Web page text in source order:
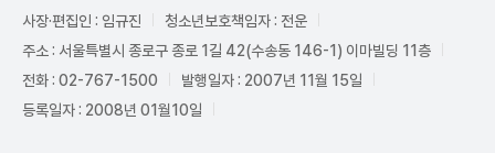
사장·편집인 : 임규진
청소년보호책임자 : 전운
주소 : 서울특별시 종로구 종로 1길 42(수송동 146-1) 이마빌딩 11층
전화 : 02-767-1500
발행일자 : 2007년 11월 15일
등록일자 : 2008년 01월10일